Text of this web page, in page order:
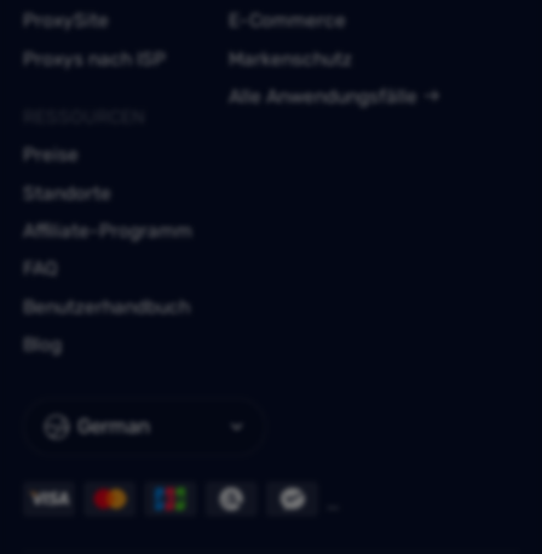
German
ProxySite
Proxys nach ISP
E-Commerce
Markenschutz
Alle Anwendungsfälle
Preise
Standorte
Affiliate-Programm
FAQ
Benutzerhandbuch
Blog